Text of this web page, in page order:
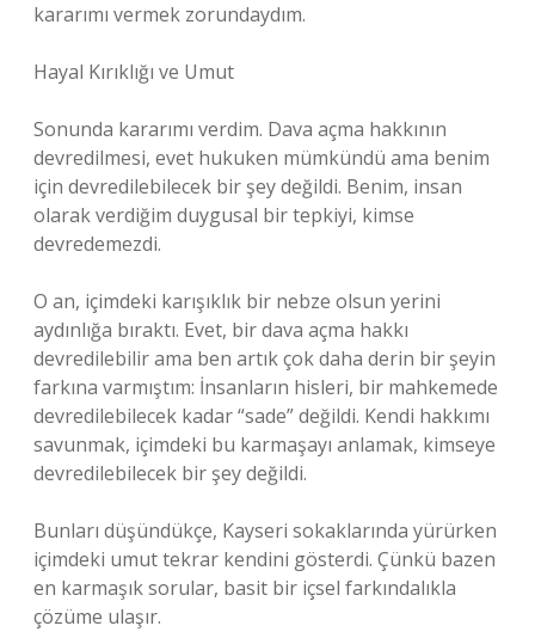
kararımı vermek zorundaydım.
Hayal Kırıklığı ve Umut
Sonunda kararımı verdim. Dava açma hakkının
devredilmesi, evet hukuken mümkündü ama benim
için devredilebilecek bir şey değildi. Benim, insan
olarak verdiğim duygusal bir tepkiyi, kimse
devredemezdi.
O an, içimdeki karışıklık bir nebze olsun yerini
aydınlığa bıraktı. Evet, bir dava açma hakkı
devredilebilir ama ben artık çok daha derin bir şeyin
farkına varmıştım: İnsanların hisleri, bir mahkemede
devredilebilecek kadar “sade” değildi. Kendi hakkımı
savunmak, içimdeki bu karmaşayı anlamak, kimseye
devredilebilecek bir şey değildi.
Bunları düşündükçe, Kayseri sokaklarında yürürken
içimdeki umut tekrar kendini gösterdi. Çünkü bazen
en karmaşık sorular, basit bir içsel farkındalıkla
çözüme ulaşır.